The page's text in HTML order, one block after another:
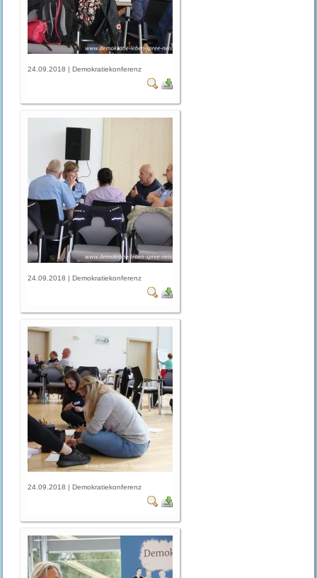
24.09.2018 | Demokratiekonferenz
24.09.2018 | Demokratiekonferenz
24.09.2018 | Demokratiekonferenz